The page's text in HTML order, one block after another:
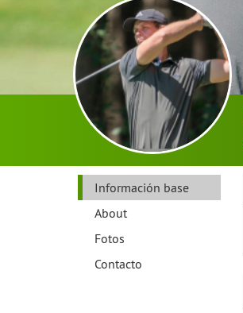
Información base
About
Fotos
Contacto